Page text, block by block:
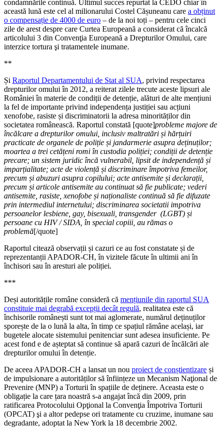
condamnările continuă. Ultimul succes repurtat la CEDO chiar în
această lună este cel al milionarului Costel Cășuneanu care a obținut
o compensație de 4000 de euro – de la noi toți – pentru cele cinci
zile de arest despre care Curtea Europeană a considerat că încalcă
articolului 3 din Convenţia Europeană a Drepturilor Omului, care
interzice tortura şi tratamentele inumane.
**
Și Raportul Departamentului de Stat al SUA, privind respectarea
drepturilor omului în 2012, a reiterat zilele trecute aceste lipsuri ale
României în materie de condiții de detenție, alături de alte mențiuni
la fel de importante privind independența justiției sau acțiuni
xenofobe, rasiste și discriminatorii la adresa minorităților din
societatea românească. Raportul constată [quote]probleme majore de
încălcare a drepturilor omului, inclusiv maltratări și hărțuiri
practicate de organele de poliție și jandarmerie asupra deținuților;
moartea a trei cetățeni romi în custodia poliției; condiții de detenție
precare; un sistem juridic încă vulnerabil, lipsit de independență și
imparțialitate; acte de violență și discriminare împotriva femeilor,
precum și abuzuri asupra copilului; acte antisemite și declarații,
precum și articole antisemite au continuat să fie publicate; vederi
antisemite, rasiste, xenofobe și naționaliste continuă să fie difuzate
prin intermediul internetului; discriminarea societatii impotriva
persoanelor lesbiene, gay, bisexuali, transgender (LGBT) și
persoane cu HIV / SIDA, în special copiii, au rămas o
problemă[/quote]
Raportul citează observații și cazuri ce au fost constatate și de
reprezentanții APADOR-CH, în vizitele făcute în ultimii ani în
închisori sau în aresturi ale poliției.
***
Deși autoritățile române consideră că mențiunile din raportul SUA
constituie mai degrabă excepții decât regulă, realitatea este că
închisorile românești sunt tot mai aglomerate, numărul deținuților
sporește de la o lună la alta, în timp ce spațiul rămâne același, iar
bugetele alocate sistemului penitenciar sunt adesea insuficiente. Pe
acest fond e de așteptat să continue să apară cazuri de încălcări ale
drepturilor omului în detenție.
De aceea APADOR-CH a lansat un nou proiect de conștientizare și
de impulsionare a autorităților să înființeze un Mecanism Naţional de
Prevenire (MNP) a Torturii în spațiile de deținere. Aceasta este o
obligație la care țara noastră s-a angajat încă din 2009, prin
ratificarea Protocolului Opţional la Convenţia Împotriva Torturii
(OPCAT) şi a altor pedepse ori tratamente cu cruzime, inumane sau
degradante, adoptat la New York la 18 decembrie 2002.